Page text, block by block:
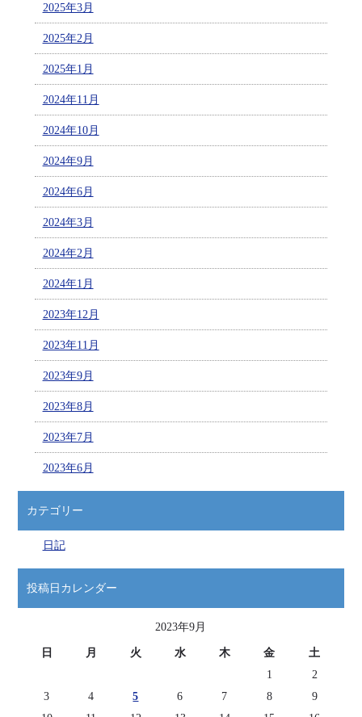
2025年3月
2025年2月
2025年1月
2024年11月
2024年10月
2024年9月
2024年6月
2024年3月
2024年2月
2024年1月
2023年12月
2023年11月
2023年9月
2023年8月
2023年7月
2023年6月
カテゴリー
日記
投稿日カレンダー
2023年9月
日 月 火 水 木 金
土
1
2
3
4 5 6 7 8
9